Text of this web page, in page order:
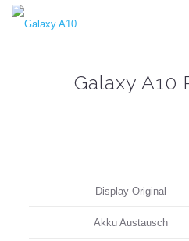
Galaxy A10
Display Original
Akku Austausch